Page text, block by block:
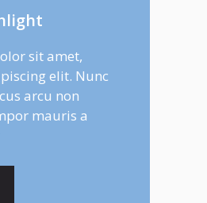
sit amet,
elit. Nunc
arcu non
mauris a